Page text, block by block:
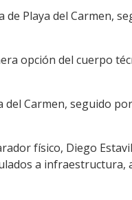
de Playa del Carmen,
opción del cuerpo
Carmen, seguido
físico, Diego
a infraestructura,